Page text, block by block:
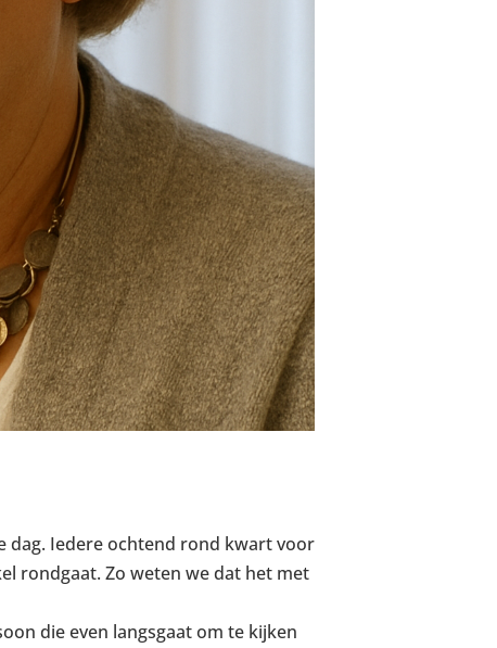
dag. Iedere ochtend rond kwart voor
rondgaat. Zo weten we dat het met
die even langsgaat om te kijken